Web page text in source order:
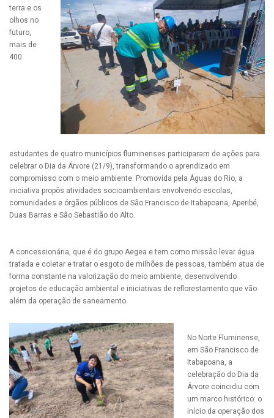
terra e os
olhos no
futuro,
mais de
400
estudantes de quatro municípios fluminenses participaram de ações para
celebrar o Dia da Árvore (21/9), transformando o aprendizado em
compromisso com o meio ambiente. Promovida pela Águas do Rio, a
iniciativa propôs atividades socioambientais envolvendo escolas,
comunidades e órgãos públicos de São Francisco de Itabapoana, Aperibé,
Duas Barras e São Sebastião do Alto.
A concessionária, que é do grupo Aegea e tem como missão levar água
tratada e coletar e tratar o esgoto de milhões de pessoas, também atua de
forma constante na valorização do meio ambiente, desenvolvendo
projetos de educação ambiental e iniciativas de reflorestamento que vão
além da operação de saneamento.
No Norte Fluminense,
em São Francisco de
Itabapoana, a
celebração do Dia da
Árvore coincidiu com
um marco histórico: o
início da operação dos